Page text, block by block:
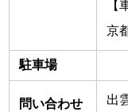
【
京
駐車場
問い合わせ
出